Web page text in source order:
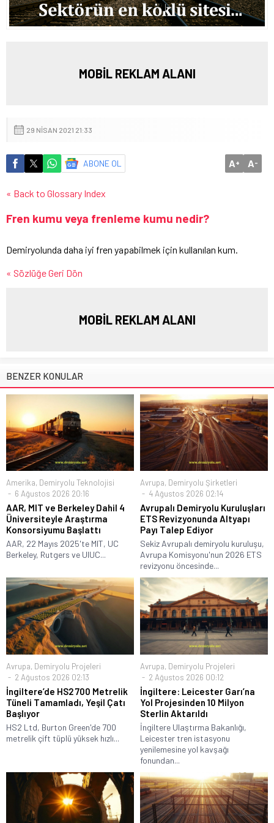
MOBİL REKLAM ALANI
29 NISAN 2021 21:33
ABONE OL A+ A-
« Back to Glossary Index
Fren kumu veya frenleme kumu nedir?
Demiryolunda daha iyi fren yapabilmek için kullanılan kum.
« Sözlüğe Geri Dön
MOBİL REKLAM ALANI
BENZER KONULAR
Amerika, Demiryolu Teknolojisi
6 Ağustos 2026 20:16
AAR, MIT ve Berkeley Dahil 4
Üniversiteyle Araştırma
Konsorsiyumu Başlattı
AAR, 22 Mayıs 2025'te MIT, UC
Berkeley, Rutgers ve UIUC...
Avrupa, Demiryolu Şirketleri
4 Ağustos 2026 02:14
Avrupalı Demiryolu Kuruluşları
ETS Revizyonunda Altyapı
Payı Talep Ediyor
Sekiz Avrupalı demiryolu kuruluşu,
Avrupa Komisyonu'nun 2026 ETS
revizyonu öncesinde...
Avrupa, Demiryolu Projeleri
2 Ağustos 2026 02:13
İngiltere’de HS2 700 Metrelik
Tüneli Tamamladı, Yeşil Çatı
Başlıyor
HS2 Ltd, Burton Green'de 700
metrelik çift tüplü yüksek hızlı...
Avrupa, Demiryolu Projeleri
2 Ağustos 2026 00:12
İngiltere: Leicester Garı’na
Yol Projesinden 10 Milyon
Sterlin Aktarıldı
İngiltere Ulaştırma Bakanlığı,
Leicester tren istasyonu
yenilemesine yol kavşağı
fonundan...